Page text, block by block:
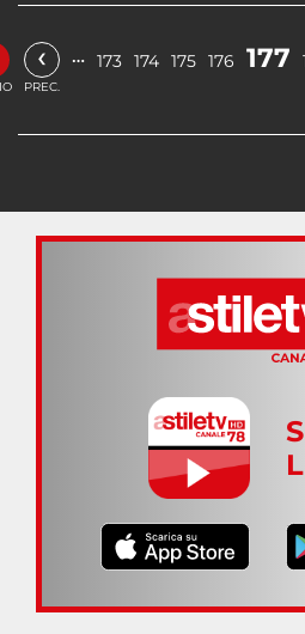
‹
PREC.
… 173 174 175 176 177